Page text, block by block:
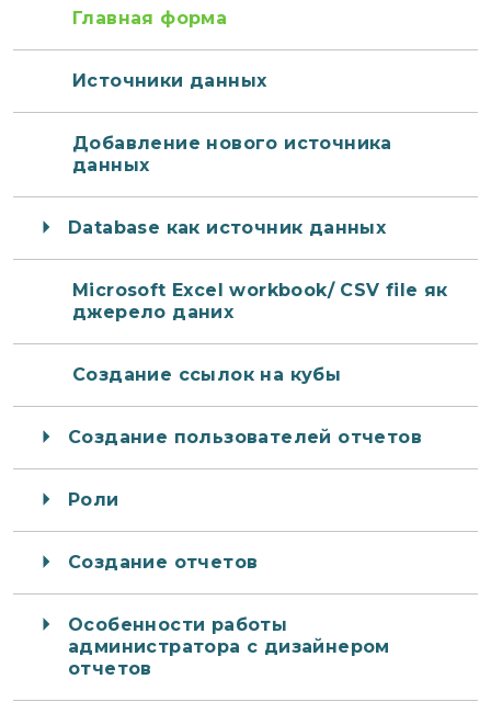
Главная форма
Источники данных
Добавление нового источника
данных
Database как источник данных
Microsoft Excel workbook/ CSV file як
джерело даних
Создание ссылок на кубы
Создание пользователей отчетов
Роли
Создание отчетов
Особенности работы
администратора с дизайнером
отчетов